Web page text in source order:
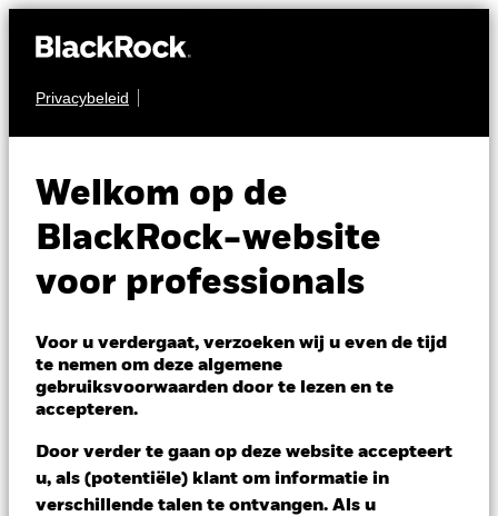
Privacybeleid
Welkom op de
BlackRock-website
voor professionals
Voor u verdergaat, verzoeken wij u even de tijd
te nemen om deze algemene
gebruiksvoorwaarden door te lezen en te
accepteren.
Door verder te gaan op deze website accepteert
u, als (potentiële) klant om informatie in
verschillende talen te ontvangen. Als u
AANDELEN
Managed US Equity
Fund
EUR 13,12
Variatie 52wk: 10,63 - 13,17